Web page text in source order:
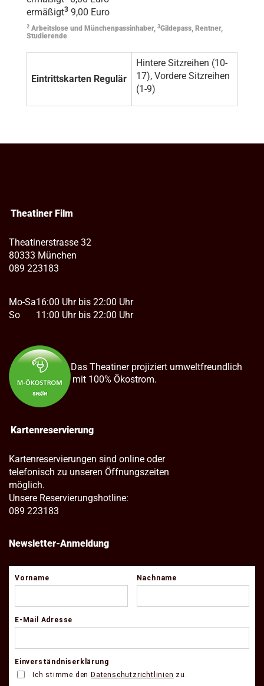
ermäßigt3 9,00 Euro
2 Arbeitslose und Münchenpassinhaber, 3Gildepass, Rentner,
Studierende
Eintrittskarten Regulär
Hintere Sitzreihen (10-
17), Vordere Sitzreihen
(1-9)
Theatiner Film
Theatinerstrasse 32
80333 München
089 223183
Mo-Sa
So
16:00 Uhr bis 22:00 Uhr
11:00 Uhr bis 22:00 Uhr
Das Theatiner projiziert umweltfreundlich
mit 100% Ökostrom.
Kartenreservierung
Kartenreservierungen sind online oder
telefonisch zu unseren Öffnungszeiten
möglich.
Unsere Reservierungshotline:
089 223183
Newsletter-Anmeldung